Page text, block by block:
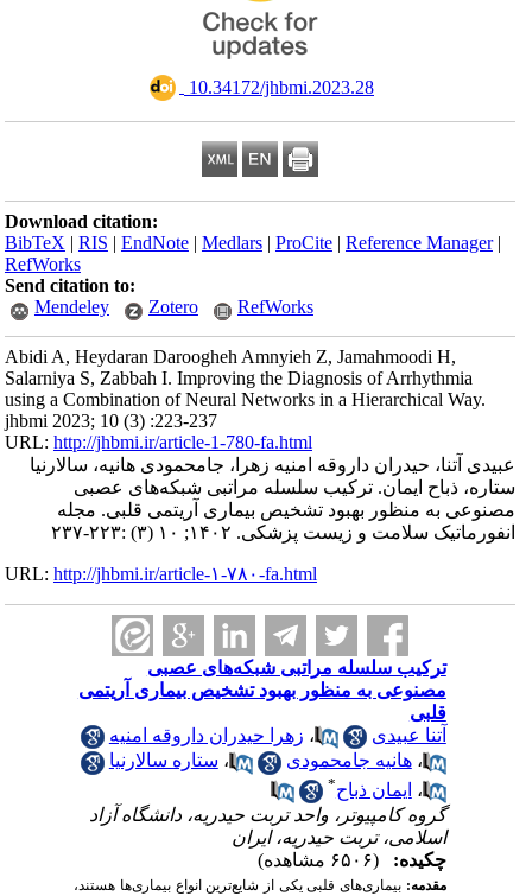
‎ 10.34172/jhbmi.2023.28
Download citation:
BibTeX |RIS |EndNote |Medlars |ProCite |Reference Manager
RefWorks
Send citation to:
Mendeley
Zotero RefWorks
Abidi A, Heydaran Daroogheh Amnyieh Z, Jamahmoodi H,
Salarniya S, Zabbah I. Improving the Diagnosis of Arrhythmia
using a Combination of Neural Networks in a Hierarchical Way.
jhbmi 2023; 10 (3) :223-237
URL:http://jhbmi.ir/article-1-780-fa.html
عبیدی آتنا، حیدران داروقه امنیه زهرا، جامحمودی هانیه، سالارنیا
ستاره، ذباح ایمان. ترکیب سلسله مراتبی شبکه‌های عصبی
مصنوعی به منظور بهبود تشخیص بیماری آریتمی قلبی. مجله
انفورماتیک سلامت و زیست پزشکی. ۱۴۰۲; ۱۰ (۳) :۲۲۳-۲۳۷
URL:http://jhbmi.ir/article-۱-۷۸۰-fa.html
ترکیب سلسله مراتبی شبکه‌های عصبی
مصنوعی به منظور بهبود تشخیص بیماری آریتمی
قلبی
آتنا عبیدی
،زهرا حیدران داروقه امنیه
،هانیه جامحمودی ،ستاره سالارنیا
،ایمان ذباح
گروه کامپیوتر، واحد تربت حیدریه، دانشگاه آزاد
اسلامی، تربت حیدریه، ایران
چکیده:
مقدمه:بیماری‌های قلبی یکی از شایع‌ترین انواع بیماری‌ها هستند،